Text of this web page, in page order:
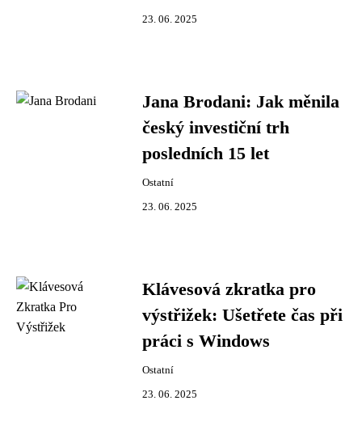
23. 06. 2025
Jana Brodani: Jak měnila
český investiční trh
posledních 15 let
Ostatní
23. 06. 2025
Klávesová zkratka pro
výstřižek: Ušetřete čas při
práci s Windows
Ostatní
23. 06. 2025